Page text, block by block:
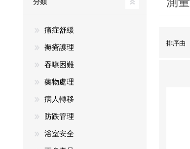
醫
排序由
分類
痛症舒緩
褥瘡護理
吞嚥困難
藥物處理
病人轉移
防跌管理
浴室安全